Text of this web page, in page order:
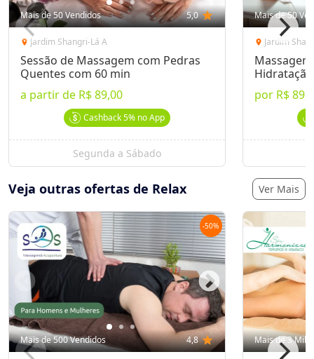
Mais de 50 Vendidos 5,0 star
location_on Jardim Shangri-Lá A
Sessão de Massagem com Pedras
Quentes com 60 min
a partir de R$ 89,00
Cashback5%no App
Segunda a Sábado
Mais de 50
location_on Jardim
por R$
Veja outras ofertas de Relax Ver Mais
-50%
Mais de 500 Vendidos 4,8 star Mais de 3 Mil